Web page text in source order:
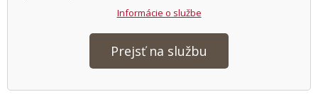
Informácie o službe
Prejsť na službu